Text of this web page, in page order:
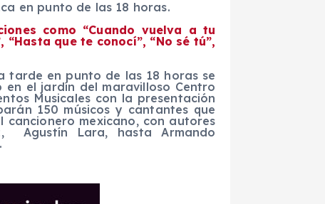
en punto de las 18 horas.
como “Cuando vuelva a tu
que te conocí”, “No sé tú”,
en punto de las 18 horas se
el jardín del maravilloso Centro
Musicales con la presentación
150 músicos y cantantes que
mexicano, con autores
Agustín Lara, hasta Armando